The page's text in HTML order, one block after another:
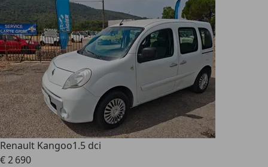
Renault Kangoo1.5 dci
€ 2 690